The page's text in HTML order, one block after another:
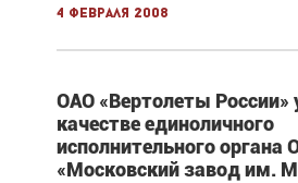
4 февраля 2008
ОАО «Вертолеты России»
качестве единоличного
исполнительного органа
«Московский завод им.